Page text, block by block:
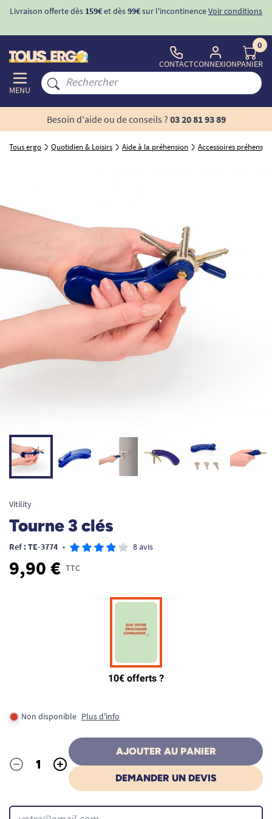
Livraison offerte dès 159€et dès99€sur l'incontinenceVoir conditions
MENU
CONTACTCONNEXION
0
PANIER
Besoin d'aide ou de conseils ? 03 20 81 93 89
Tous ergo Quotidien & Loisirs Aide à la préhension Accessoires
Vitility
Tourne 3 clés
Ref : TE-3774 • 8 avis
9,90 € TTC
Non disponible Plus d'info
Quantité
- +
AJOUTER AU PANIER
DEMANDER UN DEVIS